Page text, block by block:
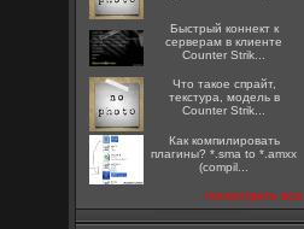
Быстрый коннект к
серверам в клиенте
Counter Strik...
Что такое спрайт,
текстура, модель в
Counter Strik...
Как компилировать
плагины? *.sma to *.amxx
(compil...
посмотреть все